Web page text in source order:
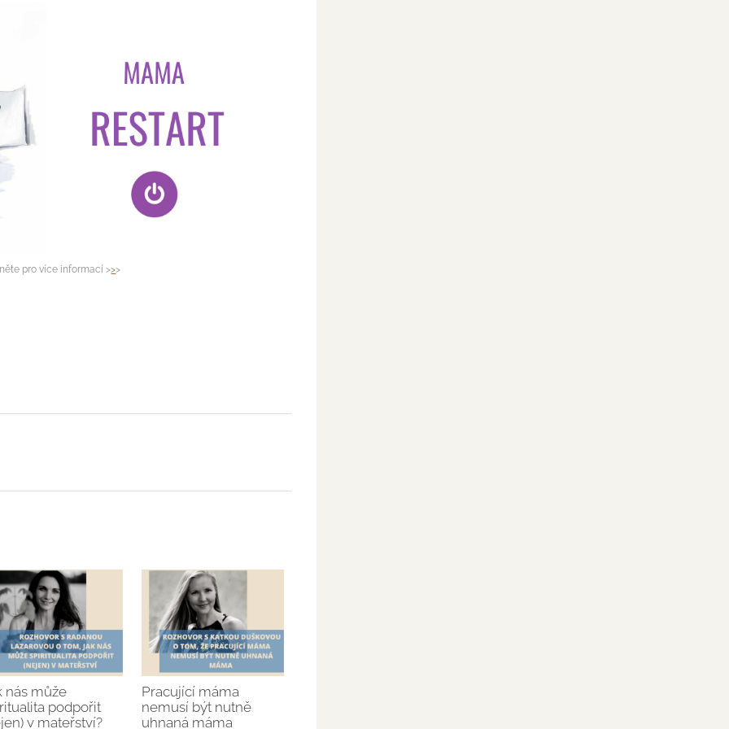
pro více informací >>>
nás může
podpořit
v mateřství?
Pracující máma
nemusí být nutně
uhnaná máma